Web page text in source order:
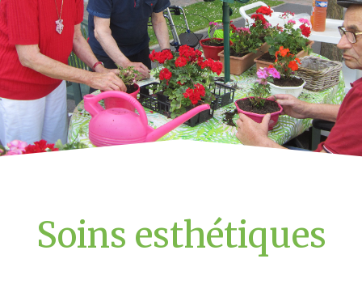
Aromathérapie
Unité ou répit mobile
Soins esthétiques